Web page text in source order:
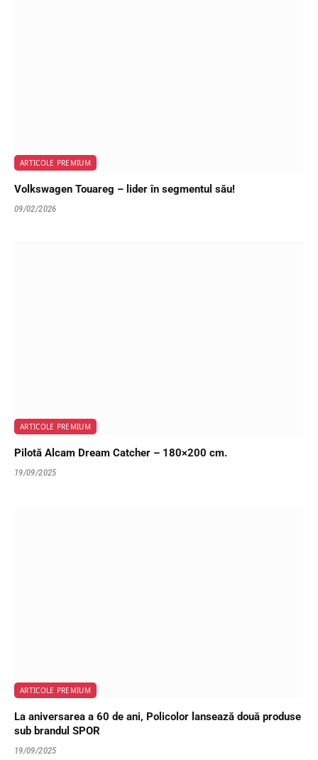
ARTICOLE PREMIUM
Volkswagen Touareg – lider în segmentul său!
09/02/2026
ARTICOLE PREMIUM
Pilotă Alcam Dream Catcher – 180×200 cm.
19/09/2025
ARTICOLE PREMIUM
La aniversarea a 60 de ani, Policolor lansează două produse
sub brandul SPOR
19/09/2025